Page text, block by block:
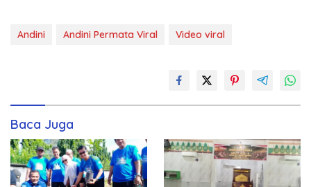
Andini Andini Permata Viral Video viral
Baca Juga